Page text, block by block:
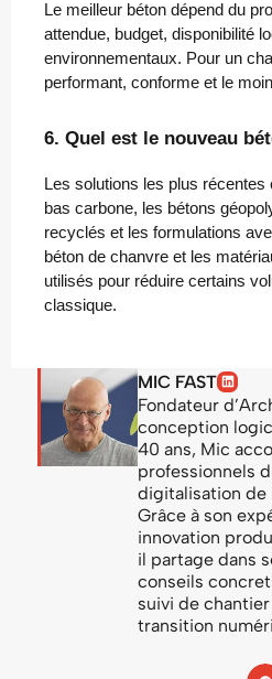
Le meilleur béton dépend du
attendue, budget, disponibilité
environnementaux. Pour un
performant, conforme et le
6. Quel est le nouveau
Les solutions les plus récentes
bas carbone, les bétons
recyclés et les formulations
béton de chanvre et les
utilisés pour réduire certains
classique.
MIC FAST
Fondateur
conception
40 ans, Mic
professionnels
digitalisation de
Grâce à son
innovation
il partage dans
conseils
suivi de
transition